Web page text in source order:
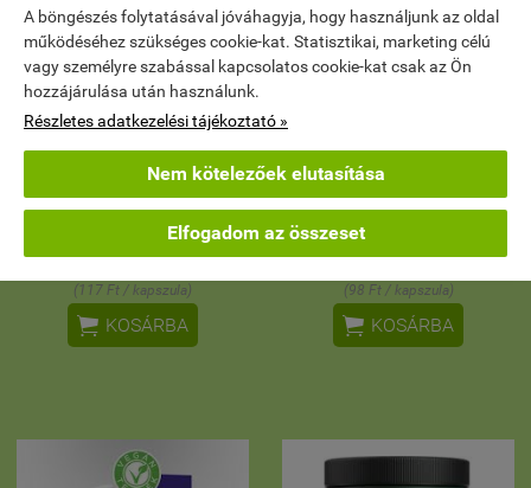
A böngészés folytatásával jóváhagyja, hogy használjunk az oldal
működéséhez szükséges cookie-kat. Statisztikai, marketing célú
vagy személyre szabással kapcsolatos cookie-kat csak az Ön
hozzájárulása után használunk.
Részletes adatkezelési tájékoztató »
Nem kötelezőek elutasítása
Elfogadom az összeset
WTN ASHWAGANDHA KOMPLEX
(117 Ft / kapszula)
 KOSÁRBA
WTN Változókor Spektrum
(98 Ft / kapszula)
 KOSÁRBA